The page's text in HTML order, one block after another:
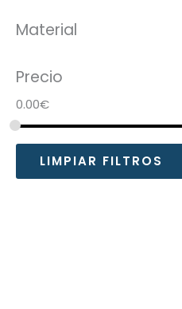
Material
Precio
0.00€
LIMPIAR FILTROS